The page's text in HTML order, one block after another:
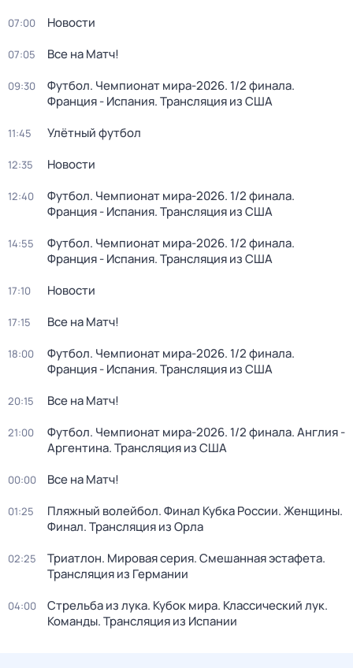
07:00 Новости
07:05 Все на Матч!
09:30
Футбол. Чемпионат мира-2026. 1/2 финала.
Франция - Испания. Трансляция из США
11:45 Улётный футбол
12:35 Новости
12:40
Футбол. Чемпионат мира-2026. 1/2 финала.
Франция - Испания. Трансляция из США
14:55
Футбол. Чемпионат мира-2026. 1/2 финала.
Франция - Испания. Трансляция из США
17:10 Новости
17:15 Все на Матч!
18:00
Футбол. Чемпионат мира-2026. 1/2 финала.
Франция - Испания. Трансляция из США
20:15 Все на Матч!
21:00
Футбол. Чемпионат мира-2026. 1/2 финала. Англия -
Аргентина. Трансляция из США
00:00 Все на Матч!
01:25
Пляжный волейбол. Финал Кубка России. Женщины.
Финал. Трансляция из Орла
02:25
Триатлон. Мировая серия. Смешанная эстафета.
Трансляция из Германии
04:00
Стрельба из лука. Кубок мира. Классический лук.
Команды. Трансляция из Испании